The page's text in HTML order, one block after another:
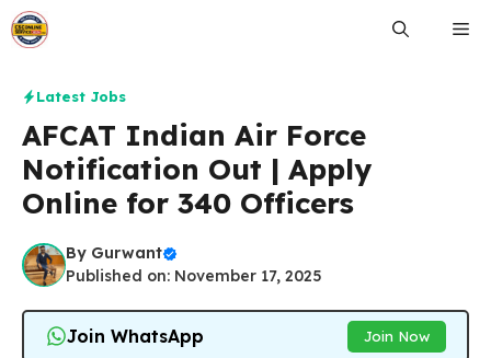
Skip
to
Latest Jobs
AFCAT Indian Air Force
Notification Out | Apply
Online for 340 Officers
By Gurwant
Published on: November 17, 2025
Join WhatsApp Join Now